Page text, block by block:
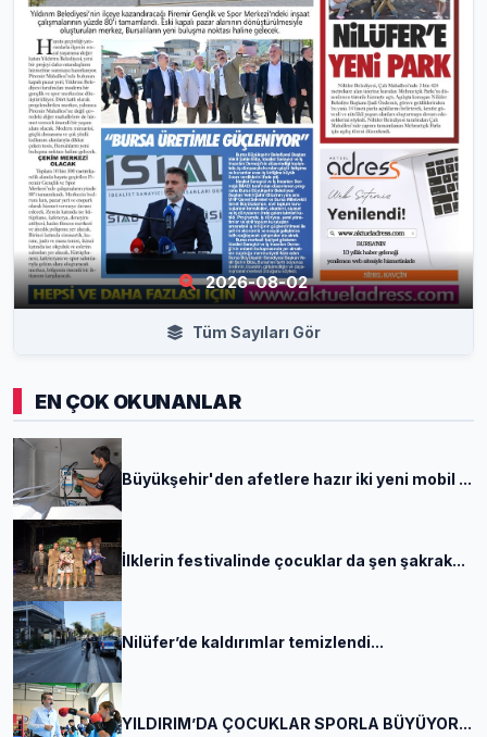
2026-08-02
Tüm Sayıları Gör
EN ÇOK OKUNANLAR
Büyükşehir'den afetlere hazır iki yeni mobil ...
İlklerin festivalinde çocuklar da şen şakrak...
Nilüfer’de kaldırımlar temizlendi...
YILDIRIM’DA ÇOCUKLAR SPORLA BÜYÜYOR...